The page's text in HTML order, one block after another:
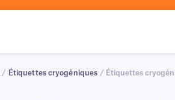
/ Étiquettes cryogéniques / Étiquettes